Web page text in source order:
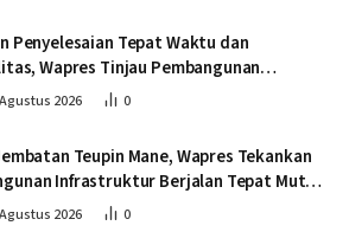
Penyelesaian Tepat Waktu dan
Wapres Tinjau Pembangunan
Lumut
2026 0
Teupin Mane, Wapres Tekankan
Infrastruktur Berjalan Tepat Mutu
Waktu
2026 0